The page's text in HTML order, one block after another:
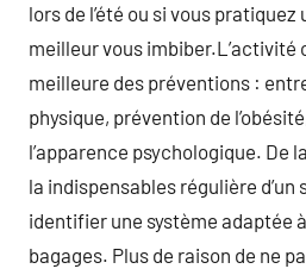
lors de l’été ou si vous
meilleur vous imbiber.L’activité
meilleure des préventions :
physique, prévention de
l’apparence psychologique. De
la indispensables régulière d’un
identifier une système adaptée
bagages. Plus de raison de ne